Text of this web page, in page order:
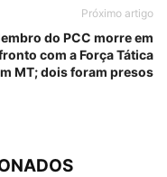
Próximo artigo
do PCC morre em
com a Força Tática
MT; dois foram presos